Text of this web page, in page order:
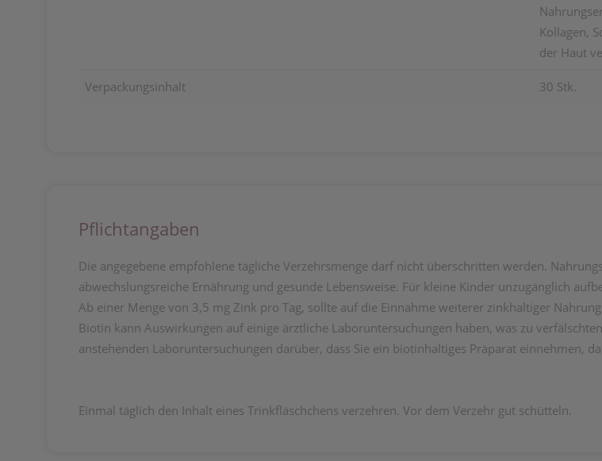
Kollagen,
der Haut
Verpackungsinhalt 30 Stk.
Pflichtangaben
Die angegebene empfohlene tägliche Verzehrsmenge darf nicht überschritten werden.
abwechslungsreiche Ernährung und gesunde Lebensweise. Für kleine Kinder unzugänglich
Ab einer Menge von 3,5 mg Zink pro Tag, sollte auf die Einnahme weiterer zinkhaltiger
Biotin kann Auswirkungen auf einige ärztliche Laboruntersuchungen haben, was zu
anstehenden Laboruntersuchungen darüber, dass Sie ein biotinhaltiges Präparat einnehmen,
Einmal täglich den Inhalt eines Trinkfläschchens verzehren. Vor dem Verzehr gut schütteln.